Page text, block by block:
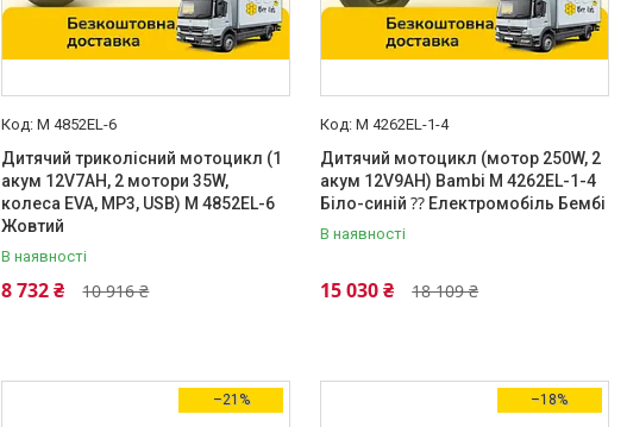
M 4852EL-6
Дитячий триколісний мотоцикл (1
акум 12V7AH, 2 мотори 35W,
колеса EVA, MP3, USB) M 4852EL-6
Жовтий
В наявності
10 916 ₴
8 732 ₴
M 4262EL-1-4
Дитячий мотоцикл (мотор 250W, 2
акум 12V9AH) Bambi M 4262EL-1-4
Біло-синій ⁇ Електромобіль Бембі
В наявності
18 109 ₴
15 030 ₴
–21% –18%